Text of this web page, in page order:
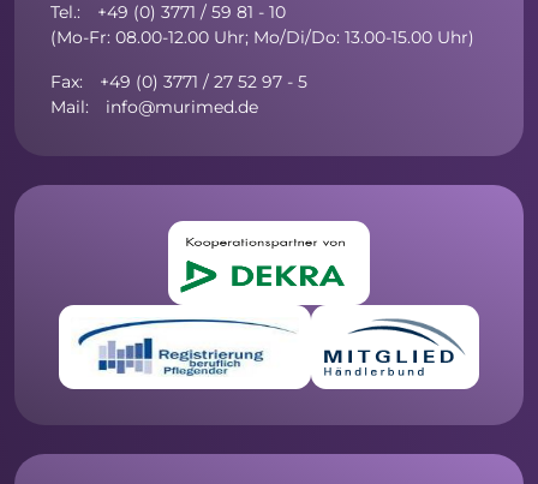
Tel.: +49 (0) 3771 / 59 81 - 10
(Mo-Fr: 08.00-12.00 Uhr; Mo/Di/Do: 13.00-15.00 Uhr)
Fax: +49 (0) 3771 / 27 52 97 - 5
Mail: info@murimed.de